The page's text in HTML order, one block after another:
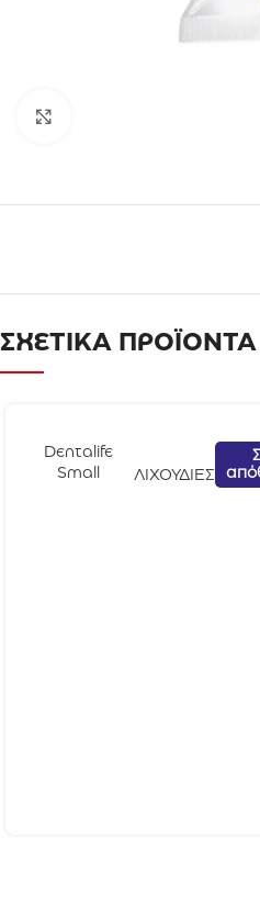
ΣΧΕΤΙΚΑ ΠΡΟΪΟΝΤΑ
Dentalife
Small
ΛΙΧΟΥΔΙΕΣ